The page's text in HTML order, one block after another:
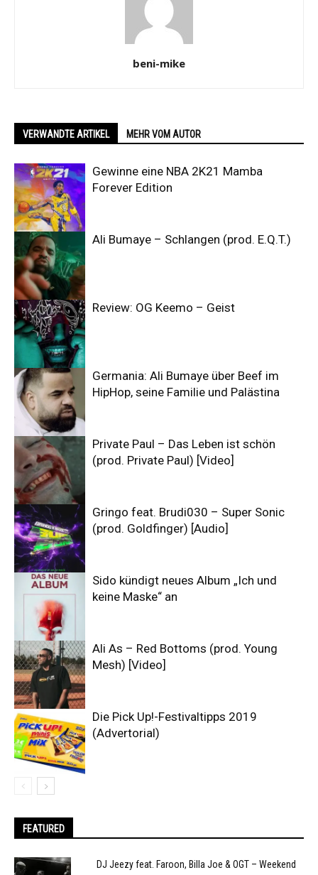
beni-mike
VERWANDTE ARTIKEL MEHR VOM AUTOR
Gewinne eine NBA 2K21 Mamba
Forever Edition
Ali Bumaye – Schlangen (prod. E.Q.T.)
Review: OG Keemo – Geist
Germania: Ali Bumaye über Beef im
HipHop, seine Familie und Palästina
Private Paul – Das Leben ist schön
(prod. Private Paul) [Video]
Gringo feat. Brudi030 – Super Sonic
(prod. Goldfinger) [Audio]
Sido kündigt neues Album „Ich und
keine Maske“ an
Ali As – Red Bottoms (prod. Young
Mesh) [Video]
Die Pick Up!-Festivaltipps 2019
(Advertorial)
FEATURED
DJ Jeezy feat. Faroon, Billa Joe & OGT – Weekend